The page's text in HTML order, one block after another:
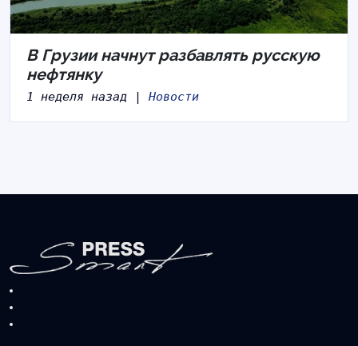
В Грузии начнут разбавлять русскую
нефтянку
1 неделя назад | Новости